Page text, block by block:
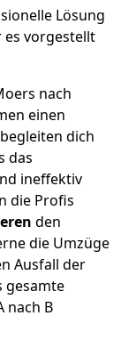
Lösung
es vorgestellt
nach
einen
dich
das
ineffektiv
die Profis
den
die Umzüge
Ausfall der
gesamte
nach B